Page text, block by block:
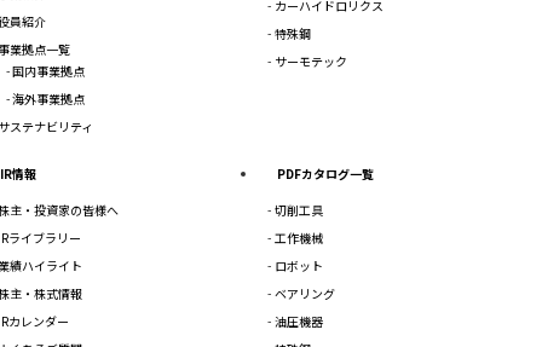
員紹介
業拠点一覧
国内事業拠点
海外事業拠点
ステナビリティ
カーハイドロリクス
特殊鋼
サーモテック
IR情報
主・投資家の皆様へ
ライブラリー
績ハイライト
主・株式情報
カレンダー
PDFカタログ一覧
切削工具
工作機械
ロボット
ベアリング
油圧機器